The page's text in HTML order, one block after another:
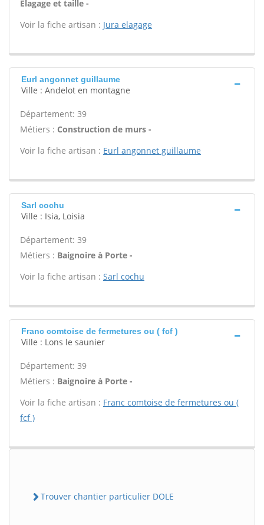
Élagage et taille -
Voir la fiche artisan : Jura elagage
Eurl angonnet guillaume
Ville : Andelot en montagne
Département: 39
Métiers : Construction de murs -
Voir la fiche artisan : Eurl angonnet guillaume
Sarl cochu
Ville : Isia, Loisia
Département: 39
Métiers : Baignoire à Porte -
Voir la fiche artisan : Sarl cochu
Franc comtoise de fermetures ou ( fcf )
Ville : Lons le saunier
Département: 39
Métiers : Baignoire à Porte -
Voir la fiche artisan : Franc comtoise de fermetures ou (
fcf )
Trouver chantier particulier DOLE